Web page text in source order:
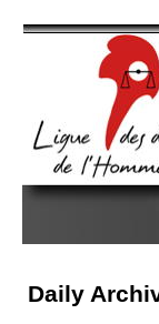
Daily